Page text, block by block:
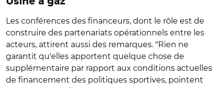
Les conférences des financeurs, dont le rôle est de
construire des partenariats opérationnels entre les
acteurs, attirent aussi des remarques. "Rien ne
garantit qu'elles apportent quelque chose de
supplémentaire par rapport aux conditions actuelles
de financement des politiques sportives, pointent